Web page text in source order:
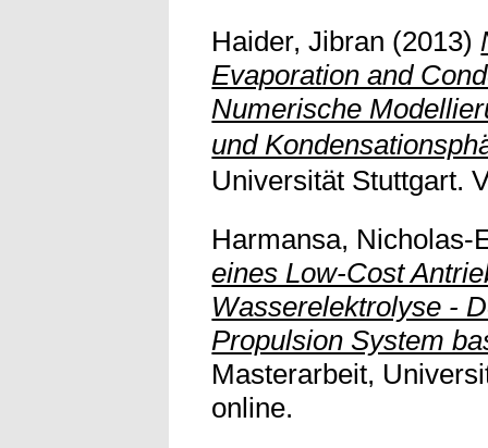
Haider, Jibran (2013)
Evaporation and
Numerische
und
Universität Stuttgart.
Harmansa, Nicholas-
eines Low-Cost
Wasserelektrolyse -
Propulsion System
Masterarbeit,
online.